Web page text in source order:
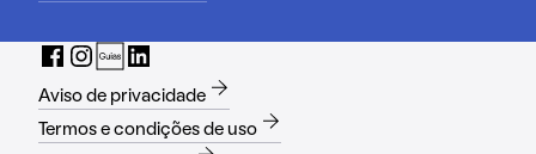
Aviso de privacidade
Termos e condições de uso